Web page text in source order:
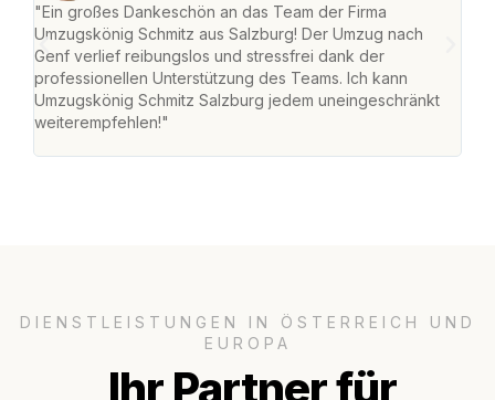
"Ein großes Dankeschön an das Team der Firma
Umzugskönig Schmitz aus Salzburg! Der Umzug nach
Genf verlief reibungslos und stressfrei dank der
professionellen Unterstützung des Teams. Ich kann
Umzugskönig Schmitz Salzburg jedem uneingeschränkt
weiterempfehlen!"
DIENSTLEISTUNGEN IN ÖSTERREICH UND
EUROPA
Ihr Partner für